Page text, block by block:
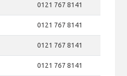
0121 767 8141
0121 767 8141
0121 767 8141
0121 767 8141